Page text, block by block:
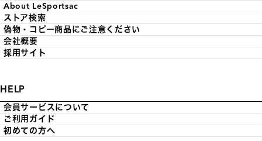
About LeSportsac
ストア検索
偽物・コピー商品にご注意ください
会社概要
採用サイト
HELP
会員サービスについて
ご利用ガイド
初めての方へ